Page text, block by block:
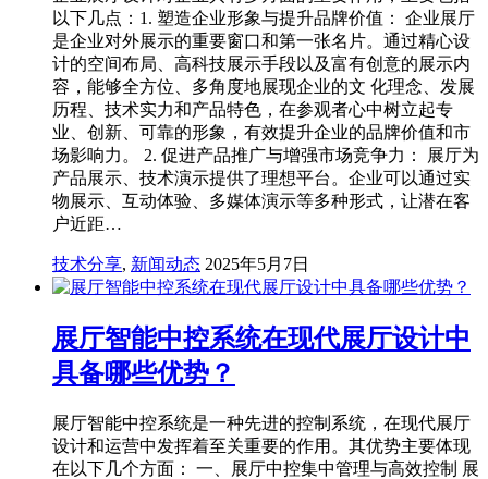
以下几点：1. 塑造企业形象与提升品牌价值： 企业展厅
是企业对外展示的重要窗口和第一张名片。通过精心设
计的空间布局、高科技展示手段以及富有创意的展示内
容，能够全方位、多角度地展现企业的文 化理念、发展
历程、技术实力和产品特色，在参观者心中树立起专
业、创新、可靠的形象，有效提升企业的品牌价值和市
场影响力。 2. 促进产品推广与增强市场竞争力： 展厅为
产品展示、技术演示提供了理想平台。企业可以通过实
物展示、互动体验、多媒体演示等多种形式，让潜在客
户近距…
技术分享, 新闻动态 2025年5月7日
展厅智能中控系统在现代展厅设计中
具备哪些优势？
展厅智能中控系统是一种先进的控制系统，在现代展厅
设计和运营中发挥着至关重要的作用。其优势主要体现
在以下几个方面： 一、展厅中控集中管理与高效控制 展